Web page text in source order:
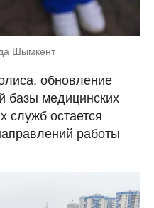
Шымкент
обновление
базы медицинских
служб остается
работы